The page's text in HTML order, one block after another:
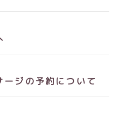
ジの予約について